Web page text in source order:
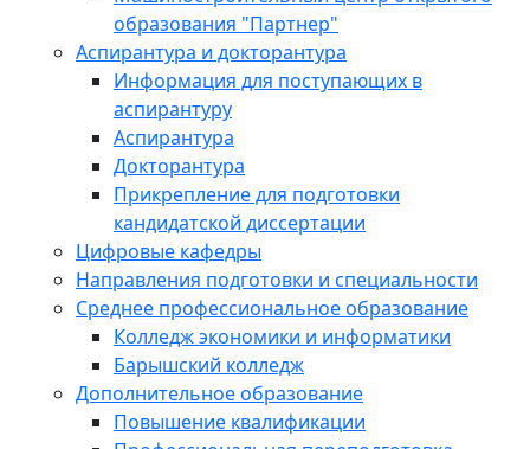
образования "Партнер"
Аспирантура и докторантура
Информация для поступающих в
аспирантуру
Аспирантура
Докторантура
Прикрепление для подготовки
кандидатской диссертации
Цифровые кафедры
Направления подготовки и специальности
Среднее профессиональное образование
Колледж экономики и информатики
Барышский колледж
Дополнительное образование
Повышение квалификации